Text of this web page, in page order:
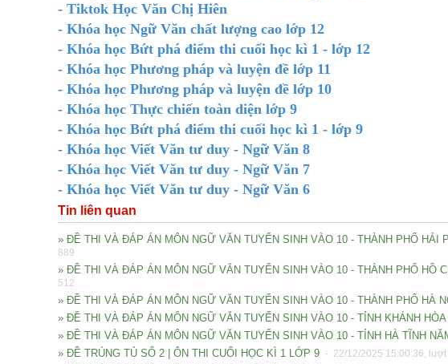
- Tiktok Học Văn Chị Hiên
- Khóa học Ngữ Văn chất lượng cao lớp 12
- Khóa học Bứt phá điểm thi cuối học kì 1 - lớp 12
- Khóa học Phương pháp và luyện đề lớp 11
- Khóa học Phương pháp và luyện đề lớp 10
- Khóa học Thực chiến toàn diện lớp 9
- Khóa học Bứt phá điểm thi cuối học kì 1 - lớp 9
- Khóa học Viết Văn tư duy - Ngữ Văn 8
- Khóa học Viết Văn tư duy - Ngữ Văn 7
- Khóa học Viết Văn tư duy - Ngữ Văn 6
Tin liên quan
» ĐỀ THI VÀ ĐÁP ÁN MÔN NGỮ VĂN TUYỂN SINH VÀO 10 - THÀNH PHỐ HẢI
889
» ĐỀ THI VÀ ĐÁP ÁN MÔN NGỮ VĂN TUYỂN SINH VÀO 10 - THÀNH PHỐ HỒ
512
» ĐỀ THI VÀ ĐÁP ÁN MÔN NGỮ VĂN TUYỂN SINH VÀO 10 - THÀNH PHỐ HÀ
» ĐỀ THI VÀ ĐÁP ÁN MÔN NGỮ VĂN TUYỂN SINH VÀO 10 - TỈNH KHÁNH HÒA
» ĐỀ THI VÀ ĐÁP ÁN MÔN NGỮ VĂN TUYỂN SINH VÀO 10 - TỈNH HÀ TĨNH
» ĐỀ TRÚNG TỦ SỐ 2 | ÔN THI CUỐI HỌC KÌ 1 LỚP 9 - 22/12/2025 15:00:36, lượt